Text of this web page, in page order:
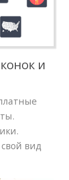
и
вид